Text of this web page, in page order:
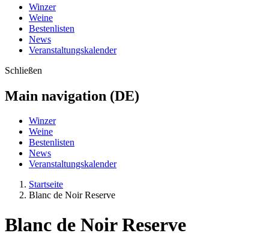
Winzer
Weine
Bestenlisten
News
Veranstaltungskalender
Schließen
Main navigation (DE)
Winzer
Weine
Bestenlisten
News
Veranstaltungskalender
Startseite
Blanc de Noir Reserve
Blanc de Noir Reserve